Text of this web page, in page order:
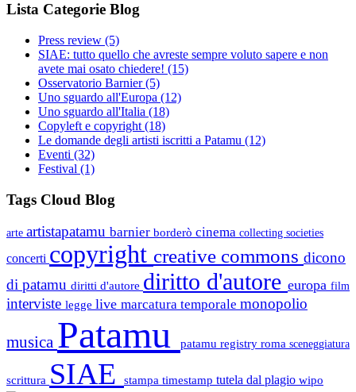
Lista Categorie Blog
Press review (5)
SIAE: tutto quello che avreste sempre voluto sapere e non
avete mai osato chiedere! (15)
Osservatorio Barnier(5)
Uno sguardo all'Europa (12)
Uno sguardo all'Italia (18)
Copyleft e copyright (18)
Le domande degli artisti iscritti a Patamu (12)
Eventi (32)
Festival (1)
Tags Cloud Blog
arte artistapatamu barnier borderò cinema collecting societies
concerti copyright creative commons dicono
di patamu diritti d'autore diritto d'autore europa film
interviste legge live marcatura temporale monopolio
musica Patamu patamu registry roma sceneggiatura
scrittura SIAE stampa timestamp tutela dal plagio wipo